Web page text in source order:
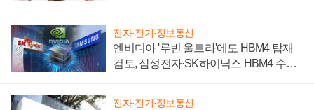
전자·전기·정보통신
엔비디아 '루빈 울트라'에도 HBM4 탑재
검토, 삼성전자·SK하이닉스 HBM4 수율
전자·전기·정보통신